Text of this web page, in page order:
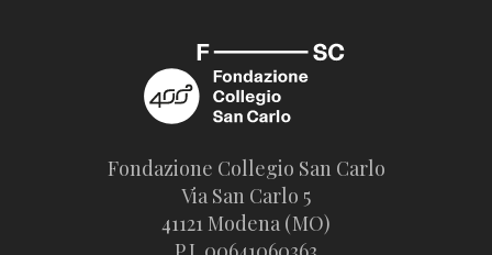
Fondazione Collegio San Carlo
Via San Carlo 5
41121 Modena (MO)